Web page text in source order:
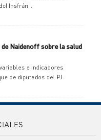
Insfrán".
Naidenoff sobre la salud
e indicadores
de diputados del PJ.